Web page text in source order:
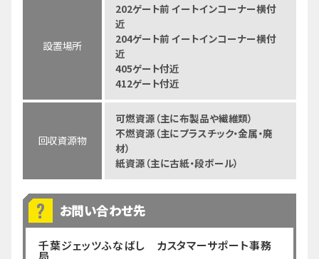
設置場所
202ゲート前 イートインコーナー横付
近
204ゲート前 イートインコーナー横付
近
405ゲート付近
412ゲート付近
回収資源物
可燃資源（主に布製品や繊維類）
不燃資源（主にプラスチック・金属・廃
材）
紙資源（主に古紙・段ボール）
お問い合わせ先
千葉ジェッツふなばし カスタマーサポート事務
局